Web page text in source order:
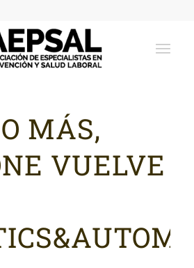
MÁS,
VUELVE